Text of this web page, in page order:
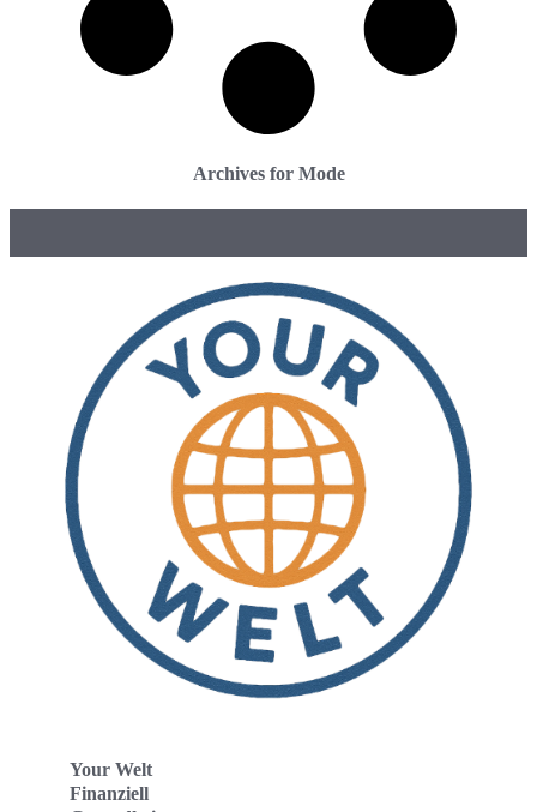
Archives for Mode
Your Welt
Finanziell